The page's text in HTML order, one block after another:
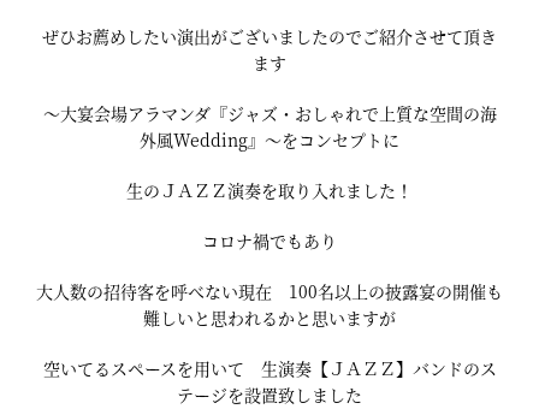
ぜひお薦めしたい演出がございましたのでご紹介させて頂き
ます
～大宴会場アラマンダ『ジャズ・おしゃれで上質な空間の海
外風Wedding』～をコンセプトに
生のＪＡＺＺ演奏を取り入れました！
コロナ禍でもあり
大人数の招待客を呼べない現在 100名以上の披露宴の開催も
難しいと思われるかと思いますが
空いてるスペースを用いて 生演奏【ＪＡＺＺ】バンドのス
テージを設置致しました